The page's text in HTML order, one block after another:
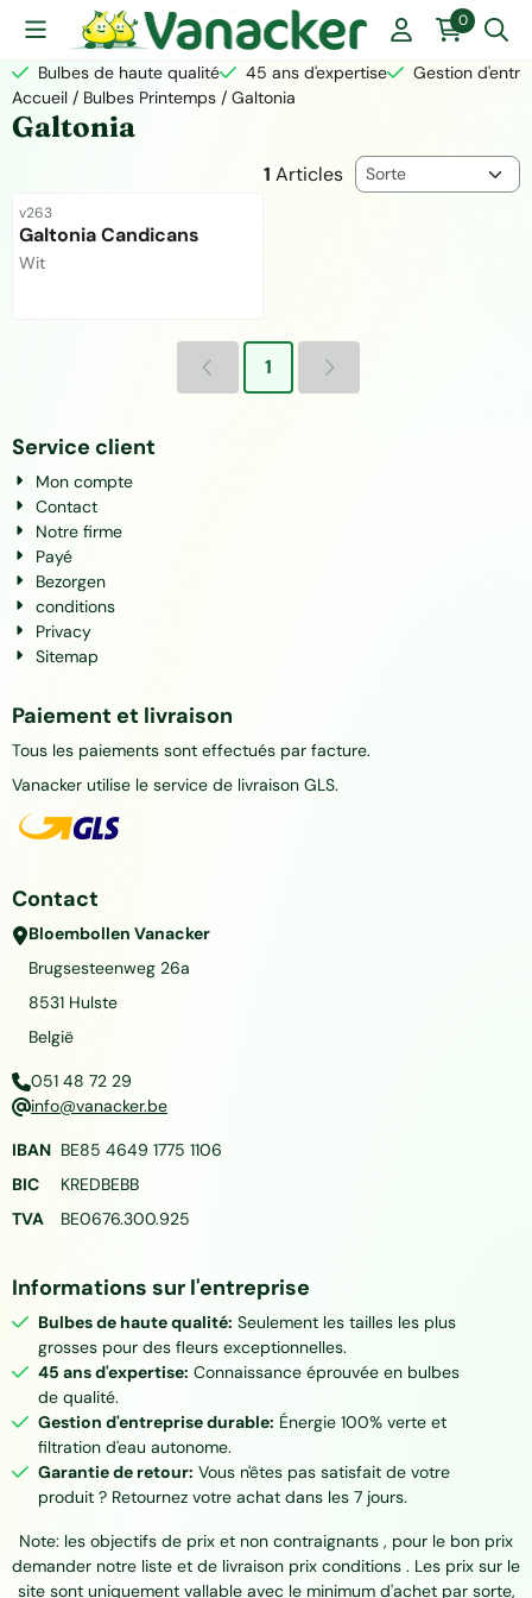
Les préférences de cookies sont actuellement fermées.
0
Bulbes de haute qualité 45 ans d'expertise
Gestion
Accueil / Bulbes Printemps / Galtonia
Galtonia
1 Articles Méthode de tri
Référence
v263
Galtonia Candicans
Marque :
Wit
1
Service client
Mon compte
Contact
Notre firme
Payé
Bezorgen
conditions
Privacy
Sitemap
Paiement et livraison
Tous les paiements sont effectués par facture.
Vanacker utilise le service de livraison GLS.
Contact
Bloembollen Vanacker
Brugsesteenweg 26a
8531 Hulste
België
051 48 72 29
info@vanacker.be
IBAN BE85 4649 1775 1106
BIC
KREDBEBB
TVA
BE0676.300.925
Informations sur l'entreprise
Bulbes de haute qualité: Seulement les tailles les plus
grosses pour des fleurs exceptionnelles.
45 ans d'expertise: Connaissance éprouvée en bulbes
de qualité.
Gestion d'entreprise durable: Énergie 100% verte et
filtration d'eau autonome.
Garantie de retour: Vous n'êtes pas satisfait de votre
produit ? Retournez votre achat dans les 7 jours.
Note: les objectifs de prix et non contraignants , pour le bon prix
demander notre liste et de livraison prix conditions . Les prix sur le
site sont uniquement vallable avec le minimum d'achet par sorte,